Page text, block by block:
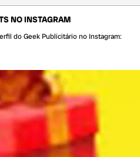
NO INSTAGRAM
do Geek Publicitário no Instagram: